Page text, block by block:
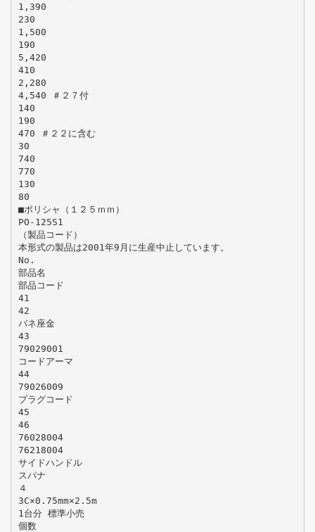
1,390
230
1,500
190
5,420
410
2,280
4,540 ＃２７付
140
190
470 ＃２２に含む
30
740
770
130
80
■ポリシャ（１２５ｍｍ）
PO-125S1
（製品コード）
本形式の製品は2001年9月に生産中止しています。
No.
部品名
部品コード
41
42
バネ座金
43
79029001
コードアーマ
44
79026009
プラグコード
45
46
76028004
76218004
サイドハンドル
スパナ
４
3C×0.75mm×2.5m
1台分 標準小売
個数